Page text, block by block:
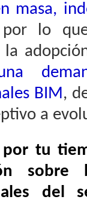
masa,
lo
BIM,
a
por tu
sobre
del